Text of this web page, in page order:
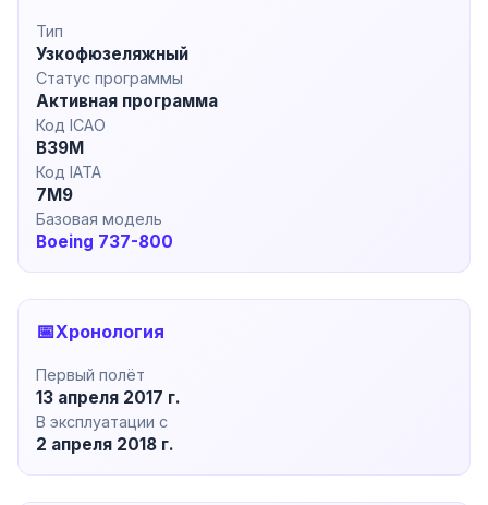
Тип
Узкофюзеляжный
Статус программы
Активная программа
Код ICAO
B39M
Код IATA
7M9
Базовая модель
Boeing 737-800
📅Хронология
Первый полёт
13 апреля 2017 г.
В эксплуатации с
2 апреля 2018 г.